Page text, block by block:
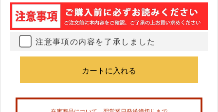
注意事項の内容を了承しました